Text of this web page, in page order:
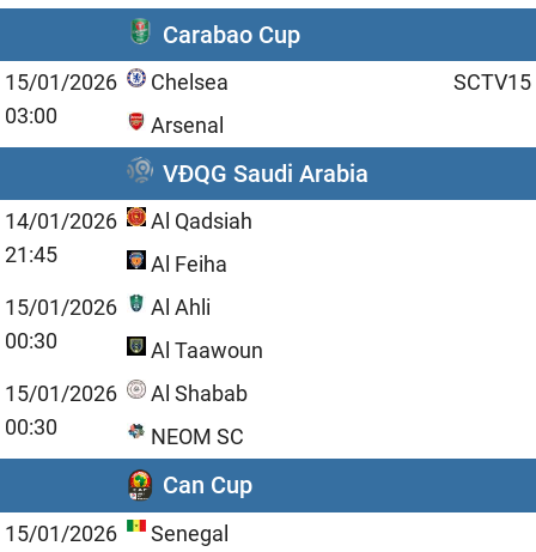
Carabao Cup
15/01/2026
03:00
Chelsea
SCTV15
Arsenal
VĐQG Saudi Arabia
14/01/2026
21:45
Al Qadsiah
Al Feiha
15/01/2026
00:30
Al Ahli
Al Taawoun
15/01/2026
00:30
Al Shabab
NEOM SC
Can Cup
15/01/2026
Senegal